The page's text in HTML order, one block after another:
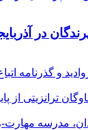
در
و گذرنامه
مدرسه مهارت-